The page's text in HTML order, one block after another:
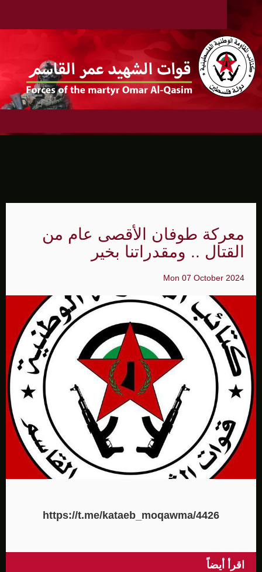
معركة طوفان الأقصى عام من
القتال .. ومقدراتنا بخير
Mon 07 October 2024
https://t.me/kataeb_moqawma/4426
اقرأ أيضاً